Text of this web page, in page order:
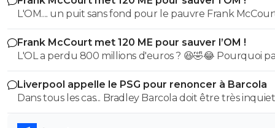
L'OM.... un puit sans fond pour le pauvre Frank
Frank McCourt met 120 ME pour sauver l’OM !
L'OL a perdu 800 millions d'euros ? 😆🤣😂 Pourquoi pas un
milliard tant que tu y es ! ^^
Liverpool appelle le PSG pour renoncer à Barcola
Dans tous les cas... Bradley Barcola doit être très inquiet.
qui est vraiment compréhensible lorsque l'on sait